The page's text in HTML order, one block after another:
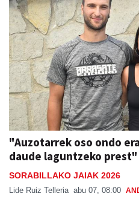
"Auzotarrek oso ondo
daude laguntzeko prest"
SORABILLAKO JAIAK 2026
Lide Ruiz Telleria abu 07, 08:00